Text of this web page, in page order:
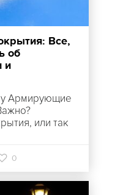
Все,
об
и
Армирующие
или так
0